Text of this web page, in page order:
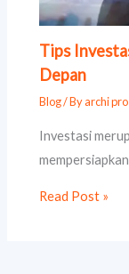
Tips
Depan
Blog/ Byarchi pro
Investasi
Read Post »